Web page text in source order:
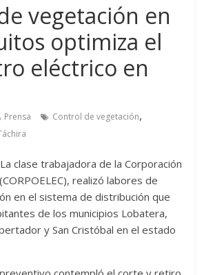
vegetación en
optimiza el
eléctrico en
Prensa Control de vegetación,
La clase trabajadora de la Corporación
realizó labores de
en el sistema de distribución que
de los municipios Lobatera,
y San Cristóbal en el estado